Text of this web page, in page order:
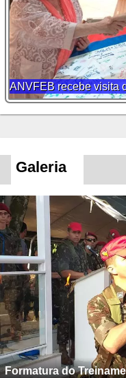
ANVFEB recebe visita
Galeria
Formatura do